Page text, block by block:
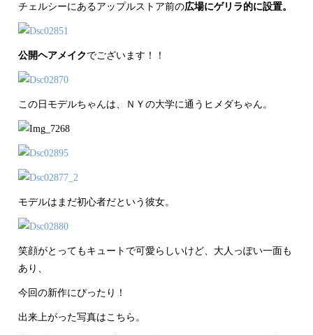
チェルシーにあるアップルストア前の広場にゲリラ的に設置。
公開ヘアメイクでございます！！
この日モデルちゃんは、ＮＹの大学に通うヒメダちゃん。
モデルはまだ初心者だという彼女。
笑顔がとってもキュートで可愛らしいけど、大人っぽい一面も
あり、
今回の新作にぴったり！
出来上がった写真はこちら。